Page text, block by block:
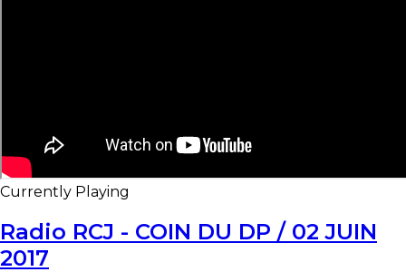
Currently Playing
Radio RCJ - COIN DU DP / 02 JUIN
2017